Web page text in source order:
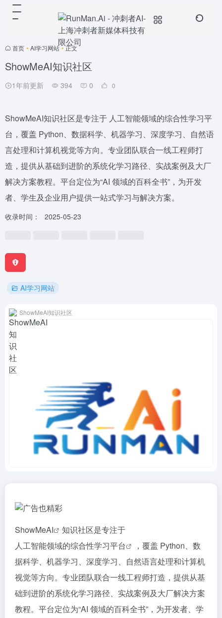
首页 • AI学习网站 • 正文
ShowMeAI知识社区
1年前更新 394 0 0
ShowMeAI知识社区是专注于 人工智能领域的综合性学习平
台，覆盖 Python、数据科学、机器学习、深度学习、自然语
言处理和计算机视觉等方向。专业团队联合一线工程师打
造，提供从基础到进阶的系统化学习路径、实战案例及大厂
解决方案教程。平台定位为“AI 领域的百科全书”，为开发
者、学生及企业用户提供一站式学习与解决方案。
收录时间： 2025-05-23
AI学习网站
ShowMeAI知识社区
ShowMeAI
知识社区是专注于
人工智能领域的综合性学习平台
，覆盖 Python、数
据科学、机器学习、深度学习、自然语言处理和计算机
视觉等方向。专业团队联合一线工程师打造，提供从基
础到进阶的系统化学习路径、实战案例及大厂解决方案
教程。平台定位为“AI 领域的百科全书”，为开发者、学